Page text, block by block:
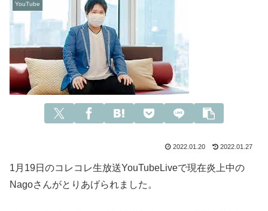
YouTube
2022.01.20 2022.01.27
1月19日のコレコレ生放送YouTubeLiveで現在炎上中の
Nagoさんがとりあげられました。